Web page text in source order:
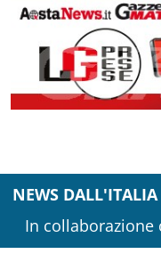
NEWS
In collaborazione